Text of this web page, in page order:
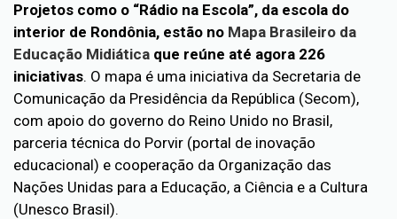
Projetos como o “Rádio na Escola”, da escola do
interior de Rondônia, estão no Mapa Brasileiro da
Educação Midiática que reúne até agora 226
iniciativas. O mapa é uma iniciativa da Secretaria de
Comunicação da Presidência da República (Secom),
com apoio do governo do Reino Unido no Brasil,
parceria técnica do Porvir (portal de inovação
educacional) e cooperação da Organização das
Nações Unidas para a Educação, a Ciência e a Cultura
(Unesco Brasil).